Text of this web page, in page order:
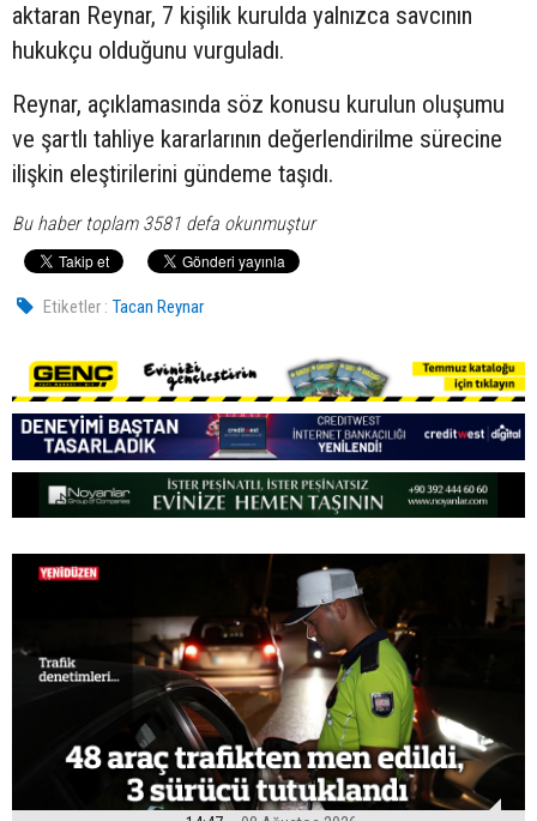
aktaran Reynar, 7 kişilik kurulda yalnızca savcının
hukukçu olduğunu vurguladı.
Reynar, açıklamasında söz konusu kurulun oluşumu
ve şartlı tahliye kararlarının değerlendirilme sürecine
ilişkin eleştirilerini gündeme taşıdı.
Bu haber toplam 3581 defa okunmuştur
Etiketler : Tacan Reynar